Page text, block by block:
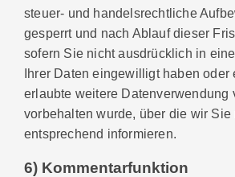
steuer- und handelsrechtliche
gesperrt und nach Ablauf dieser
sofern Sie nicht ausdrücklich in
Ihrer Daten eingewilligt haben oder
erlaubte weitere Datenverwendung
vorbehalten wurde, über die wir Sie
entsprechend informieren.
6) Kommentarfunktion